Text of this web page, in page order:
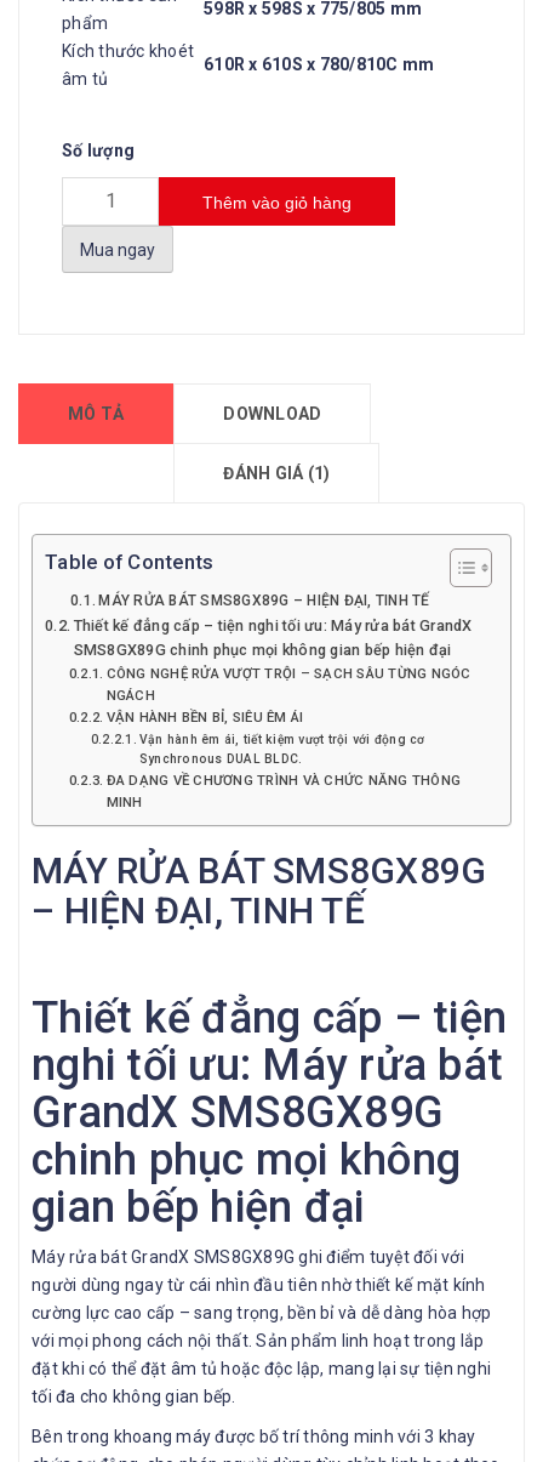
phẩm
598R x 598S x 775/805 mm
Kích thước khoét
âm tủ
610R x 610S x 780/810C mm
Số lượng
Thêm vào giỏ hàng
Mua ngay
MÔ TẢ DOWNLOAD
ĐÁNH GIÁ (1)
Table of Contents
MÁY RỬA BÁT SMS8GX89G – HIỆN ĐẠI, TINH TẾ
Thiết kế đẳng cấp – tiện nghi tối ưu: Máy rửa bát GrandX
SMS8GX89G chinh phục mọi không gian bếp hiện đại
CÔNG NGHỆ RỬA VƯỢT TRỘI – SẠCH SÂU TỪNG NGÓC
NGÁCH
VẬN HÀNH BỀN BỈ, SIÊU ÊM ÁI
Vận hành êm ái, tiết kiệm vượt trội với động cơ
Synchronous DUAL BLDC.
ĐA DẠNG VỀ CHƯƠNG TRÌNH VÀ CHỨC NĂNG THÔNG
MINH
MÁY RỬA BÁT SMS8GX89G
– HIỆN ĐẠI, TINH TẾ
Thiết kế đẳng cấp – tiện
nghi tối ưu: Máy rửa bát
GrandX SMS8GX89G
chinh phục mọi không
gian bếp hiện đại
Máy rửa bát GrandX SMS8GX89G ghi điểm tuyệt đối với
người dùng ngay từ cái nhìn đầu tiên nhờ thiết kế mặt kính
cường lực cao cấp – sang trọng, bền bỉ và dễ dàng hòa hợp
với mọi phong cách nội thất. Sản phẩm linh hoạt trong lắp
đặt khi có thể đặt âm tủ hoặc độc lập, mang lại sự tiện nghi
tối đa cho không gian bếp.
Bên trong khoang máy được bố trí thông minh với 3 khay